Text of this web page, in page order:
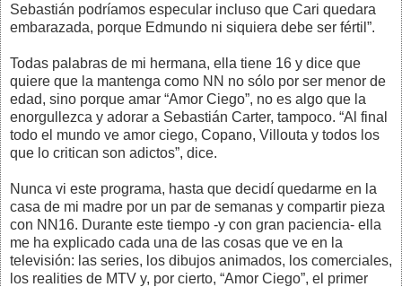
Sebastián podríamos especular incluso que Cari quedara
embarazada, porque Edmundo ni siquiera debe ser fértil”.
Todas palabras de mi hermana, ella tiene 16 y dice que
quiere que la mantenga como NN no sólo por ser menor de
edad, sino porque amar “Amor Ciego”, no es algo que la
enorgullezca y adorar a Sebastián Carter, tampoco. “Al final
todo el mundo ve amor ciego, Copano, Villouta y todos los
que lo critican son adictos”, dice.
Nunca vi este programa, hasta que decidí quedarme en la
casa de mi madre por un par de semanas y compartir pieza
con NN16. Durante este tiempo -y con gran paciencia- ella
me ha explicado cada una de las cosas que ve en la
televisión: las series, los dibujos animados, los comerciales,
los realities de MTV y, por cierto, “Amor Ciego”, el primer